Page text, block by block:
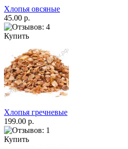
Хлопья овсяные
45.00 р.
Купить
Хлопья гречневые
199.00 р.
Купить